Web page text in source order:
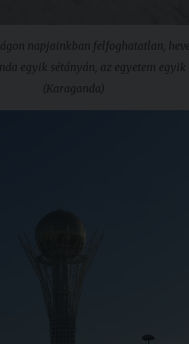
napjainkban felfoghatatlan,
egyik sétányán, az egyetem
(Karaganda)